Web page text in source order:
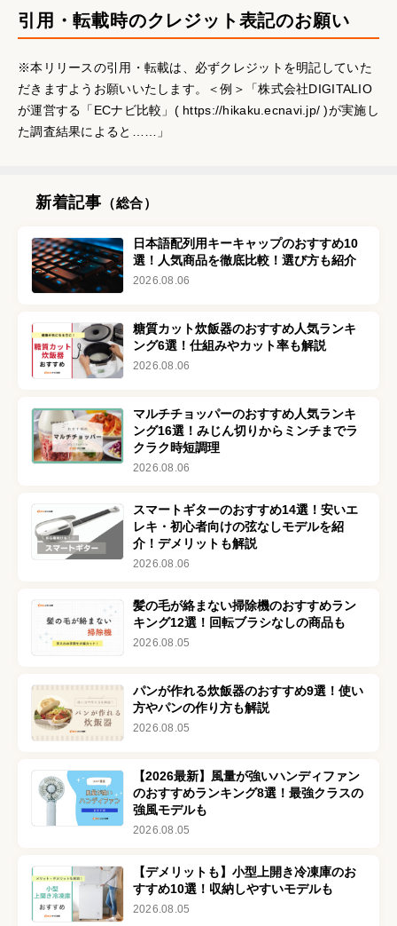
引用・転載時のクレジット表記のお願い
※本リリースの引用・転載は、必ずクレジットを明記していた
だきますようお願いいたします。＜例＞「株式会社DIGITALIO
が運営する「ECナビ比較」( https://hikaku.ecnavi.jp/ )が実施し
た調査結果によると……」
新着記事 （総合）
日本語配列用キーキャップのおすすめ10
選！人気商品を徹底比較！選び方も紹介
2026.08.06
糖質カット炊飯器のおすすめ人気ランキ
ング6選！仕組みやカット率も解説
2026.08.06
マルチチョッパーのおすすめ人気ランキ
ング16選！みじん切りからミンチまでラ
クラク時短調理
2026.08.06
スマートギターのおすすめ14選！安いエ
レキ・初心者向けの弦なしモデルを紹
介！デメリットも解説
2026.08.06
髪の毛が絡まない掃除機のおすすめラン
キング12選！回転ブラシなしの商品も
2026.08.05
パンが作れる炊飯器のおすすめ9選！使い
方やパンの作り方も解説
2026.08.05
【2026最新】風量が強いハンディファン
のおすすめランキング8選！最強クラスの
強風モデルも
2026.08.05
【デメリットも】小型上開き冷凍庫のお
すすめ10選！収納しやすいモデルも
2026.08.05